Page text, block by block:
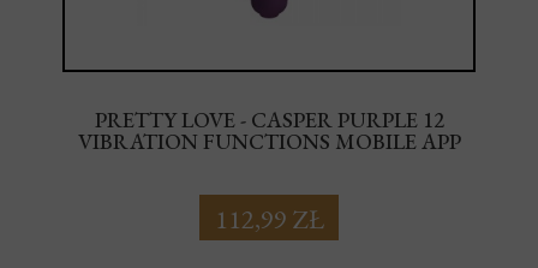
PRETTY LOVE - CASPER PURPLE 12
VIBRATION FUNCTIONS MOBILE APP
112,99 ZŁ